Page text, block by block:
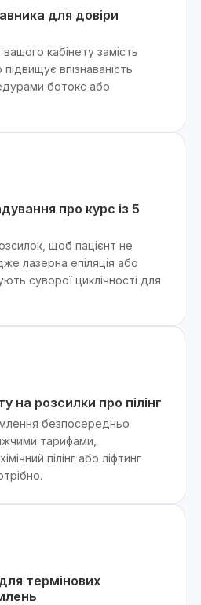
для довіри
кабінету замість
впізнаваність
ботокс або
про курс із 5
щоб пацієнт не
лазерна епіляція або
суворої циклічності для
на розсилки про пілінг
безпосередньо
тарифами,
пілінг або ліфтинг
термінових